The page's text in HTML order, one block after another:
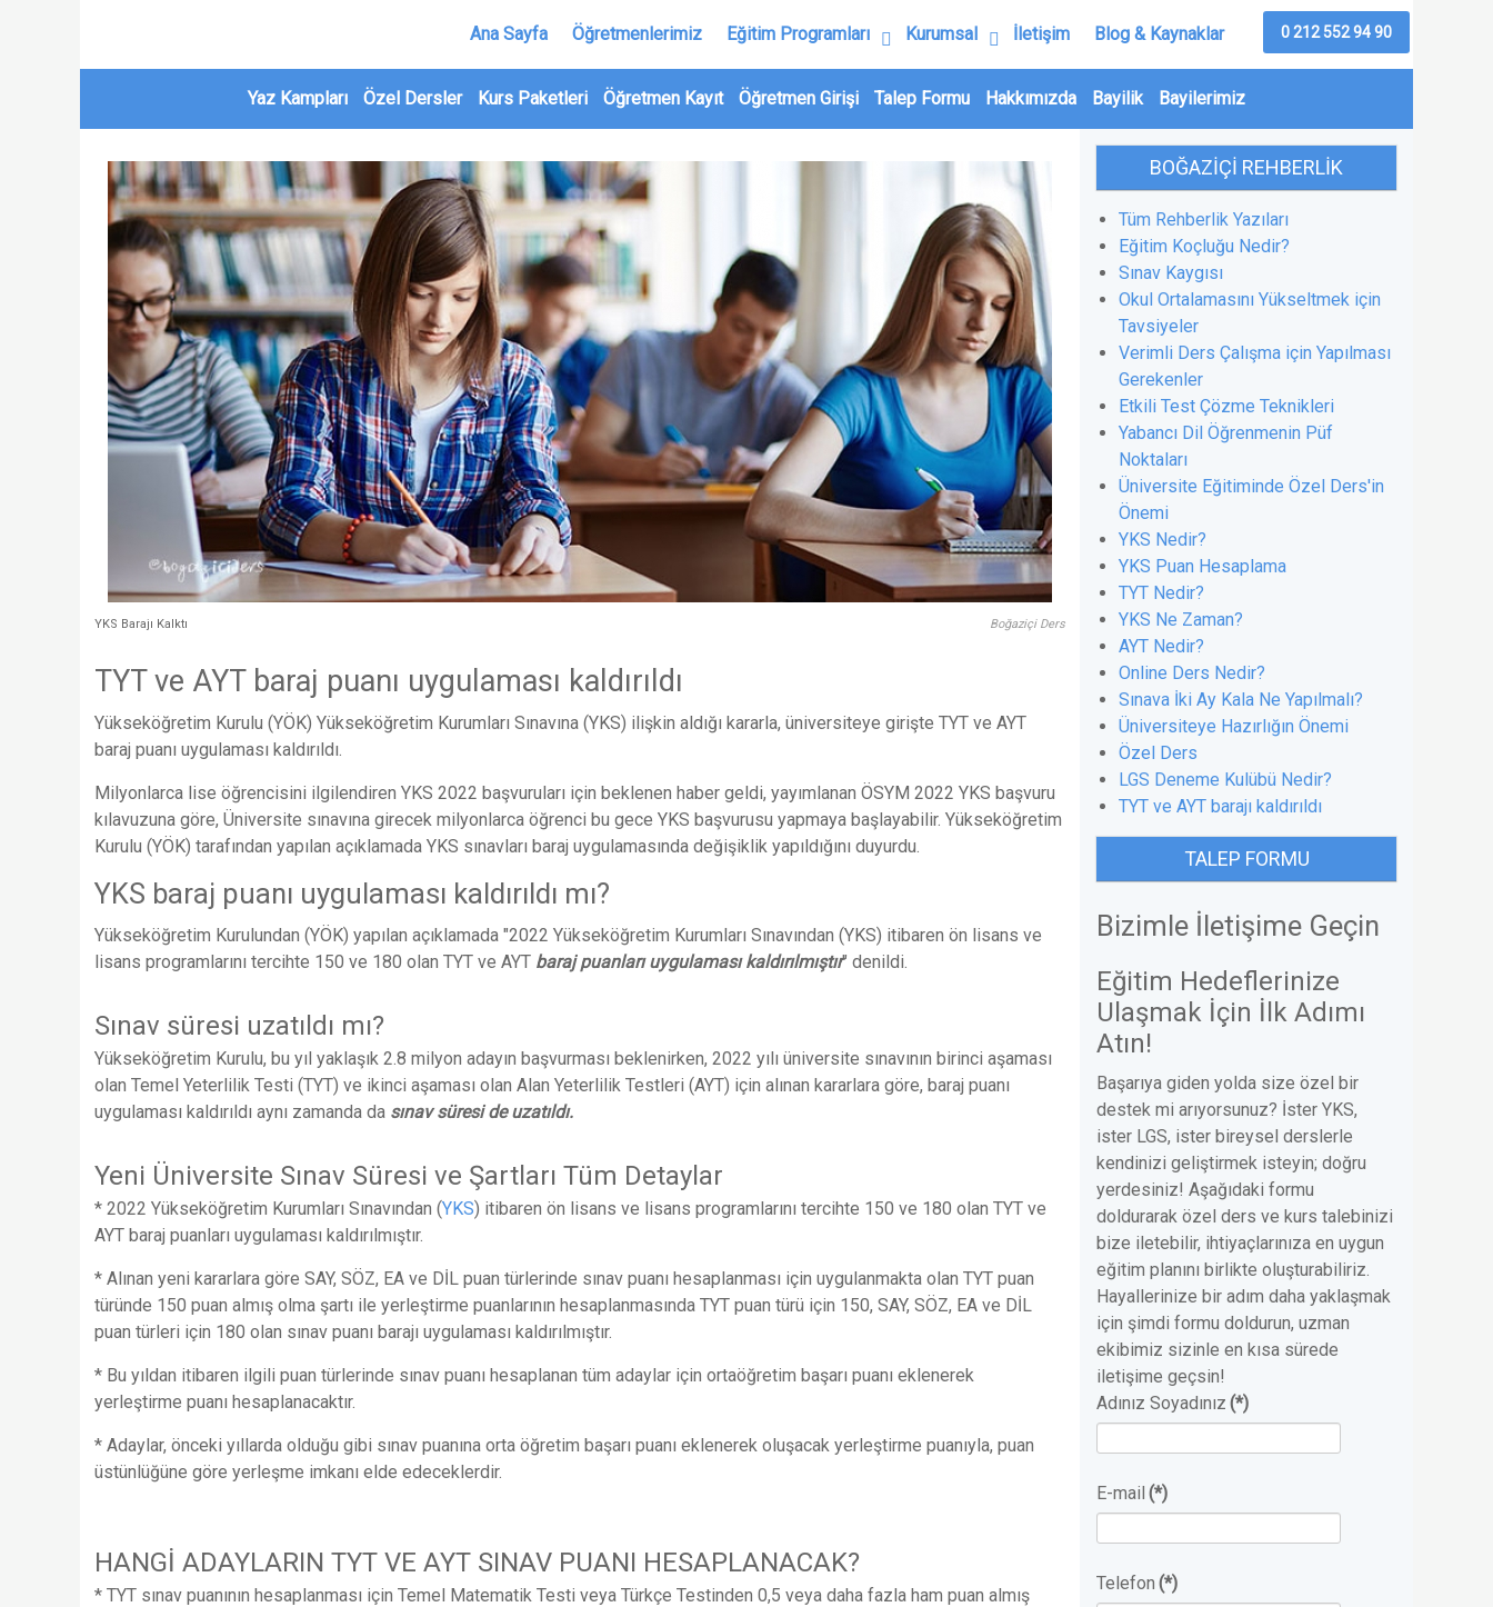
Ana Sayfa Öğretmenlerimiz Eğitim Programları Kurumsal İletişim Blog & Kaynaklar 0 212 552 94 90
Yaz Kampları Özel Dersler Kurs Paketleri Öğretmen Kayıt Öğretmen Girişi Talep Formu Hakkımızda Bayilik Bayilerimiz
YKS Barajı Kalktı Boğaziçi Ders
TYT ve AYT baraj puanı uygulaması kaldırıldı
Yükseköğretim Kurulu (YÖK) Yükseköğretim Kurumları Sınavına (YKS) ilişkin aldığı kararla, üniversiteye girişte TYT ve AYT
baraj puanı uygulaması kaldırıldı.
Milyonlarca lise öğrencisini ilgilendiren YKS 2022 başvuruları için beklenen haber geldi, yayımlanan ÖSYM 2022 YKS başvuru
kılavuzuna göre, Üniversite sınavına girecek milyonlarca öğrenci bu gece YKS başvurusu yapmaya başlayabilir. Yükseköğretim
Kurulu (YÖK) tarafından yapılan açıklamada YKS sınavları baraj uygulamasında değişiklik yapıldığını duyurdu.
YKS baraj puanı uygulaması kaldırıldı mı?
Yükseköğretim Kurulundan (YÖK) yapılan açıklamada "2022 Yükseköğretim Kurumları Sınavından (YKS) itibaren ön lisans ve
lisans programlarını tercihte 150 ve 180 olan TYT ve AYT baraj puanları uygulaması kaldırılmıştır" denildi.
Sınav süresi uzatıldı mı?
Yükseköğretim Kurulu, bu yıl yaklaşık 2.8 milyon adayın başvurması beklenirken, 2022 yılı üniversite sınavının birinci aşaması
olan Temel Yeterlilik Testi (TYT) ve ikinci aşaması olan Alan Yeterlilik Testleri (AYT) için alınan kararlara göre, baraj puanı
uygulaması kaldırıldı aynı zamanda da sınav süresi de uzatıldı.
Yeni Üniversite Sınav Süresi ve Şartları Tüm Detaylar
* ​2022 Yükseköğretim Kurumları Sınavından (YKS) itibaren ön lisans ve lisans programlarını tercihte 150 ve 180 olan TYT ve
AYT baraj puanları uygulaması kaldırılmıştır.
* Alınan yeni kararlara göre SAY, SÖZ, EA ve DİL puan türlerinde sınav puanı hesaplanması için uygulanmakta olan TYT puan
türünde 150 puan almış olma şartı ile yerleştirme puanlarının hesaplanmasında TYT puan türü için 150, SAY, SÖZ, EA ve DİL
puan türleri için 180 olan sınav puanı barajı uygulaması kaldırılmıştır.
* Bu yıldan itibaren ilgili puan türlerinde sınav puanı hesaplanan tüm adaylar için ortaöğretim başarı puanı eklenerek
yerleştirme puanı hesaplanacaktır.
* Adaylar, önceki yıllarda olduğu gibi sınav puanına orta öğretim başarı puanı eklenerek oluşacak yerleştirme puanıyla, puan
üstünlüğüne göre yerleşme imkanı elde edeceklerdir.
HANGİ ADAYLARIN TYT VE AYT SINAV PUANI HESAPLANACAK?
* TYT sınav puanının hesaplanması için Temel Matematik Testi veya Türkçe Testinden 0,5 veya daha fazla ham puan almış
BOĞAZIÇI REHBERLIK
Tüm Rehberlik Yazıları
Eğitim Koçluğu Nedir?
Sınav Kaygısı
Okul Ortalamasını Yükseltmek için
Tavsiyeler
Verimli Ders Çalışma için Yapılması
Gerekenler
Etkili Test Çözme Teknikleri
Yabancı Dil Öğrenmenin Püf
Noktaları
Üniversite Eğitiminde Özel Ders'in
Önemi
YKS Nedir?
YKS Puan Hesaplama
TYT Nedir?
YKS Ne Zaman?
AYT Nedir?
Online Ders Nedir?
Sınava İki Ay Kala Ne Yapılmalı?
Üniversiteye Hazırlığın Önemi
Özel Ders
LGS Deneme Kulübü Nedir?
TYT ve AYT barajı kaldırıldı
TALEP FORMU
Bizimle İletişime Geçin
Eğitim Hedeflerinize
Ulaşmak İçin İlk Adımı
Atın!
Başarıya giden yolda size özel bir
destek mi arıyorsunuz? İster YKS,
ister LGS, ister bireysel derslerle
kendinizi geliştirmek isteyin; doğru
yerdesiniz! Aşağıdaki formu
doldurarak özel ders ve kurs talebinizi
bize iletebilir, ihtiyaçlarınıza en uygun
eğitim planını birlikte oluşturabiliriz.
Hayallerinize bir adım daha yaklaşmak
için şimdi formu doldurun, uzman
ekibimiz sizinle en kısa sürede
iletişime geçsin!
Adınız Soyadınız (*)
E-mail (*)
Telefon (*)